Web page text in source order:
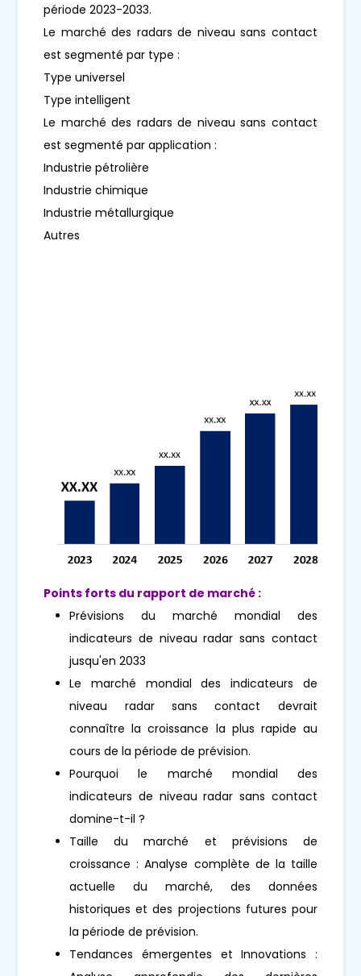
période 2023-2033.
Le marché des radars de niveau sans contact
est segmenté par type :
Type universel
Type intelligent
Le marché des radars de niveau sans contact
est segmenté par application :
Industrie pétrolière
Industrie chimique
Industrie métallurgique
Autres
Points forts du rapport de marché :
Prévisions du marché mondial des
indicateurs de niveau radar sans contact
jusqu'en 2033
Le marché mondial des indicateurs de
niveau radar sans contact devrait
connaître la croissance la plus rapide au
cours de la période de prévision.
Pourquoi le marché mondial des
indicateurs de niveau radar sans contact
domine-t-il ?
Taille du marché et prévisions de
croissance : Analyse complète de la taille
actuelle du marché, des données
historiques et des projections futures pour
la période de prévision.
Tendances émergentes et Innovations :